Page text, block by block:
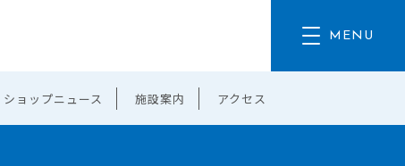
ショップニュース 施設案内 アクセス